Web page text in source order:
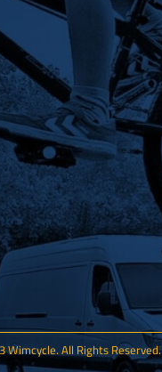
Wimcycle. All Rights Reserved.